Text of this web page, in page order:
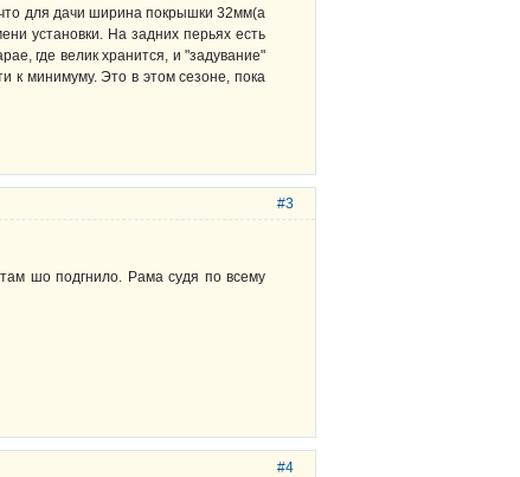
что для дачи ширина покрышки 32мм(а
установки. На задних перьях есть
где велик хранится, и "задувание"
к минимуму. Это в этом сезоне, пока
#3
шо подгнило. Рама судя по всему
#4